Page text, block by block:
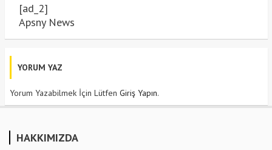
[ad_2]
Apsny News
YORUM YAZ
Yorum Yazabilmek İçin Lütfen Giriş Yapın.
HAKKIMIZDA